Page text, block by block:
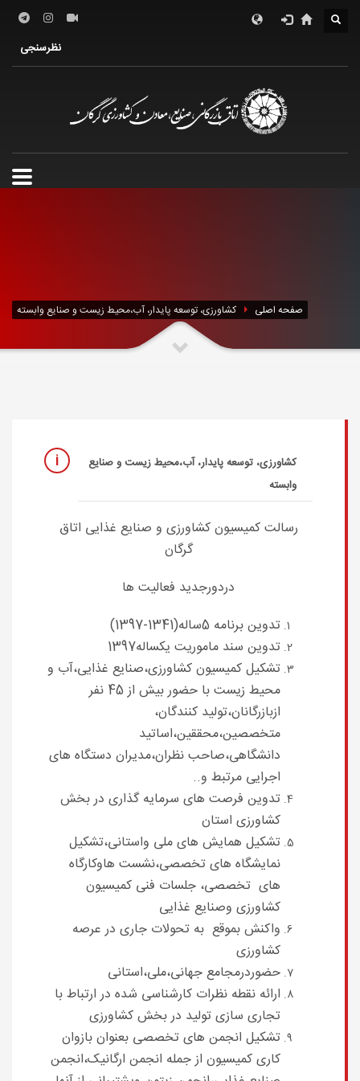
معرفی کمیسیون کشاورزی
نظرسنجی
کشاورزی، توسعه پایدار، آب،محیط زیست و صنایع وابسته صفحه اصلی
کشاورزی، توسعه پایدار، آب،محیط زیست و صنایع
وابسته
رسالت کمیسیون کشاورزی و صنایع غذایی اتاق
گرگان
دردورجدید فعالیت ها
تدوین برنامه 5ساله(1341-1397)
تدوین سند ماموریت یکساله1397
تشکیل کمیسیون کشاورزی،صنایع غذایی،آب و
محیط زیست با حضور بیش از 45 نفر
ازبازرگانان،تولید کنندگان،
متخصصین،محققین،اساتید
دانشگاهی،صاحب نظران،مدیران دستگاه های
اجرایی مرتبط و..
تدوین فرصت های سرمایه گذاری در بخش
کشاورزی استان
تشکیل همایش های ملی واستانی،تشکیل
نمایشگاه های تخصصی،نشست هاوکارگاه
های تخصصی، جلسات فنی کمیسیون
کشاورزی وصنایع غذایی
واکنش بموقع به تحولات جاری در عرصه
کشاورزی
حضوردرمجامع جهانی،ملی،استانی
ارائه نقطه نظرات کارشناسی شده در ارتباط با
تجاری سازی تولید در بخش کشاورزی
تشکیل انجمن های تخصصی بعنوان بازوان
کاری کمیسیون از جمله انجمن ارگانیک،انجمن